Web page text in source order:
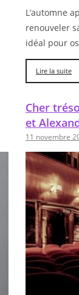
L’automne
renouveler
idéal pour
Lire la suite
Cher
et
11 novembre